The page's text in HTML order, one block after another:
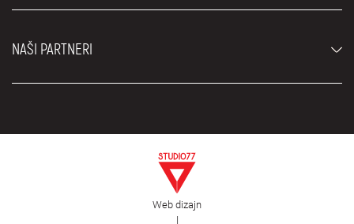
Blog
O nama
Rent a car Beograd Royal
NAŠI PARTNERI
EDePro
Web dizajn
|